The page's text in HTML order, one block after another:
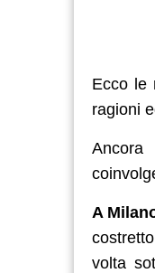
Ecco le
ragioni
Ancora
A
volta